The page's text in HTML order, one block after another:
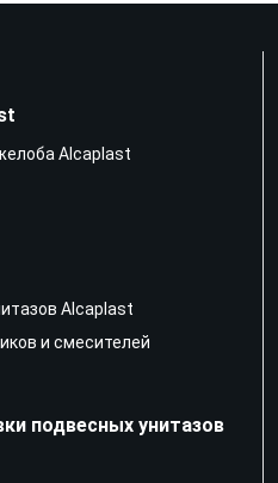
Alcaplast
Alcaplast
и смесителей
подвесных унитазов